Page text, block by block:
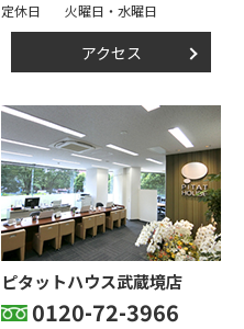
定休日
火曜日・水曜日
アクセス
ピタットハウス武蔵境店
0120-72-3966